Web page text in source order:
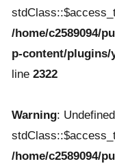
/home/c2589094/
p-content/
line 2322
Warning:
/home/c2589094/